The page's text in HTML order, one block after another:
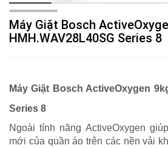
Máy Giặt Bosch
HMH.WAV28L40SG Series 8
Máy Giặt Bosch ActiveOxygen
Series 8
Ngoài tính năng ActiveOxygen
mới của quần áo trên các nền vải